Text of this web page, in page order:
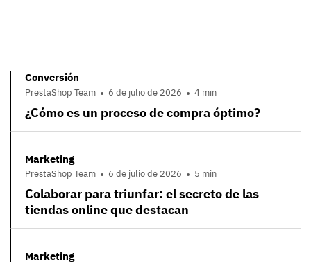
Conversión
PrestaShop Team 6 de julio de 2026 4 min
¿Cómo es un proceso de compra óptimo?
Marketing
PrestaShop Team 6 de julio de 2026 5 min
Colaborar para triunfar: el secreto de las
tiendas online que destacan
Marketing